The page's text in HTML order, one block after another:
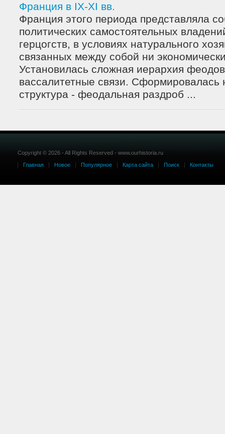
Франция в IX-XI вв.
Франция этого периода представляла
политических самостоятельных
герцогств, в условиях натурального
связанных между собой ни
Установилась сложная иерархия
вассалитетные связи. Сформировалась
структура - феодальная раздроб ...
Copyright © 2026 - All Rights Reserved - www.ourhistoria.ru
Главная
Новое Популярное Карта сайта Поиск Контакты